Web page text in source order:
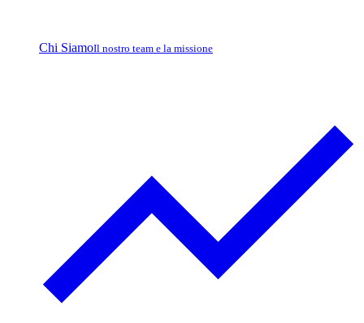
Chi SiamoIl nostro team e la missione